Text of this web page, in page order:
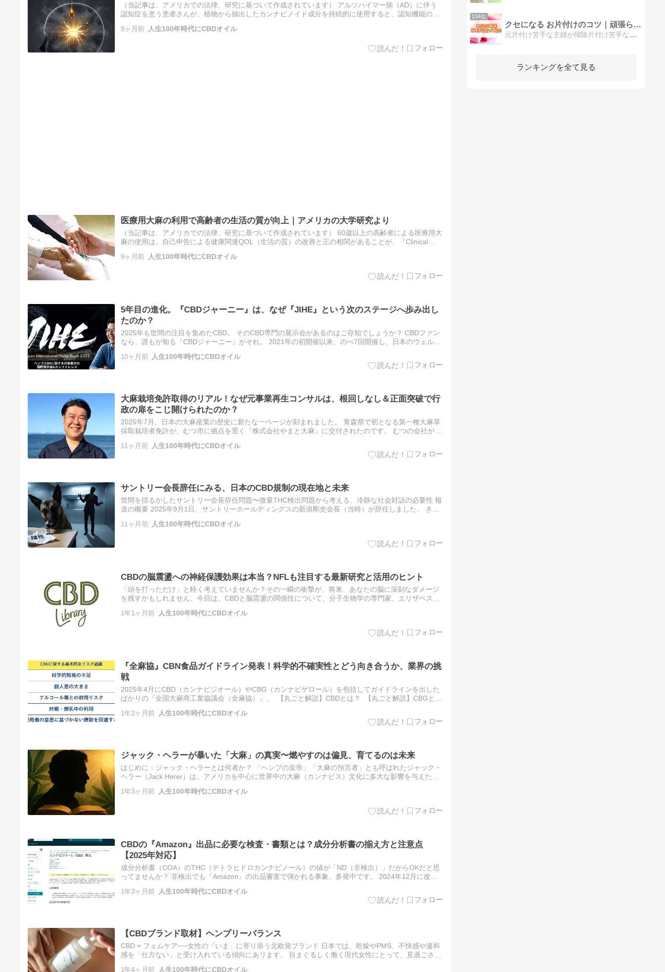
（当記事は、アメリカでの法律、研究に基づいて作成されています） アルツハイマー病（AD）に伴う
認知症を患う患者さんが、植物から抽出したカンナビノイド成分を持続的に使用すると、認知機能の改
9ヶ月前 人生100年時代にCBDオイル
医療用大麻の利用で高齢者の生活の質が向上｜アメリカの大学研究より
（当記事は、アメリカでの法律、研究に基づいて作成されています） 60歳以上の高齢者による医療用大
麻の使用は、自己申告による健康関連QOL（生活の質）の改善と正の相関があることが、『Clinical
9ヶ月前 人生100年時代にCBDオイル
5年目の進化。『CBDジャーニー』は、なぜ『JIHE』という次のステージへ歩み出し
たのか？
2025年も世間の注目を集めたCBD。 そのCBD専門の展示会があるのはご存知でしょうか？ CBDファン
なら、誰もが知る『CBDジャーニー』がそれ。 2021年の初開催以来、のべ7回開催し、日本のウェルネ
10ヶ月前 人生100年時代にCBDオイル
大麻栽培免許取得のリアル！なぜ元事業再生コンサルは、根回しなし＆正面突破で行
政の扉をこじ開けられたのか？
2025年7月、日本の大麻産業の歴史に新たな一ページが刻まれました。 青森県で初となる第一種大麻草
採取栽培者免許が、むつ市に拠点を置く『株式会社やまと大麻』に交付されたのです。 むつの会社が産
11ヶ月前 人生100年時代にCBDオイル
サントリー会長辞任にみる、日本のCBD規制の現在地と未来
世間を揺るがしたサントリー会長辞任問題〜微量THC検出問題から考える、冷静な社会対話の必要性 報
道の概要 2025年9月1日、サントリーホールディングスの新浪剛史会長（当時）が辞任しました。 きっ
11ヶ月前 人生100年時代にCBDオイル
CBDの脳震盪への神経保護効果は本当？NFLも注目する最新研究と活用のヒント
「頭を打っただけ」と軽く考えていませんか？その一瞬の衝撃が、将来、あなたの脳に深刻なダメージ
を残すかもしれません。今回は、CBDと脳震盪の関係性について、分子生物学の専門家、エリザベス・
最…
1年1ヶ月前 人生100年時代にCBDオイル
『全麻協』CBN食品ガイドライン発表！科学的不確実性とどう向き合うか、業界の挑
戦
2025年4月にCBD（カンナビジオール）やCBG（カンナビゲロール）を包括してガイドラインを出した
ばかりの『全国大麻商工業協議会（全麻協）』。 ︎ 【丸ごと解説】CBDとは？ ︎ 【丸ごと解説】CBGと
1年2ヶ月前 人生100年時代にCBDオイル
ジャック・ヘラーが暴いた「大麻」の真実〜燃やすのは偏見、育てるのは未来
はじめに：ジャック・ヘラーとは何者か？ 「ヘンプの皇帝」「大麻の預言者」とも呼ばれたジャック・
ヘラー（Jack Herer）は、アメリカを中心に世界中の大麻（カンナビス）文化に多大な影響を与えた活
1年3ヶ月前 人生100年時代にCBDオイル
CBDの『Amazon』出品に必要な検査・書類とは？成分分析書の揃え方と注意点
【2025年対応】
成分分析書（COA）のTHC（テトラヒドロカンナビノール）の値が「ND（非検出）」だからOKだと思
ってませんか？ 非検出でも『Amazon』の出品審査で弾かれる事象、多発中です。 2024年12月に改正
1年3ヶ月前 人生100年時代にCBDオイル
【CBDブランド取材】ヘンプリーバランス
CBD × フェムケア──女性の「いま」に寄り添う北欧発ブランド 日本では、乾燥やPMS、不快感や違和
感を「仕方ない」と受け入れている傾向にあリます。 目まぐるしく働く現代女性にとって、見過ごされ
1年4ヶ月前 人生100年時代にCBDオイル
134位
クセになる お片付けのコツ｜頑張らない掃除お片づけ術
元片付け苦手な主婦が掃除片付け苦手な主婦のための断捨離のコツを情報発信しています。家族4人狭い部屋で過ごした経験を活かしたズボラならではの超簡単な収納や捨てワザも紹介。40代主婦がそっとあなたを後押しします。心も暮らしも変えましょう!
ランキングを全て見る